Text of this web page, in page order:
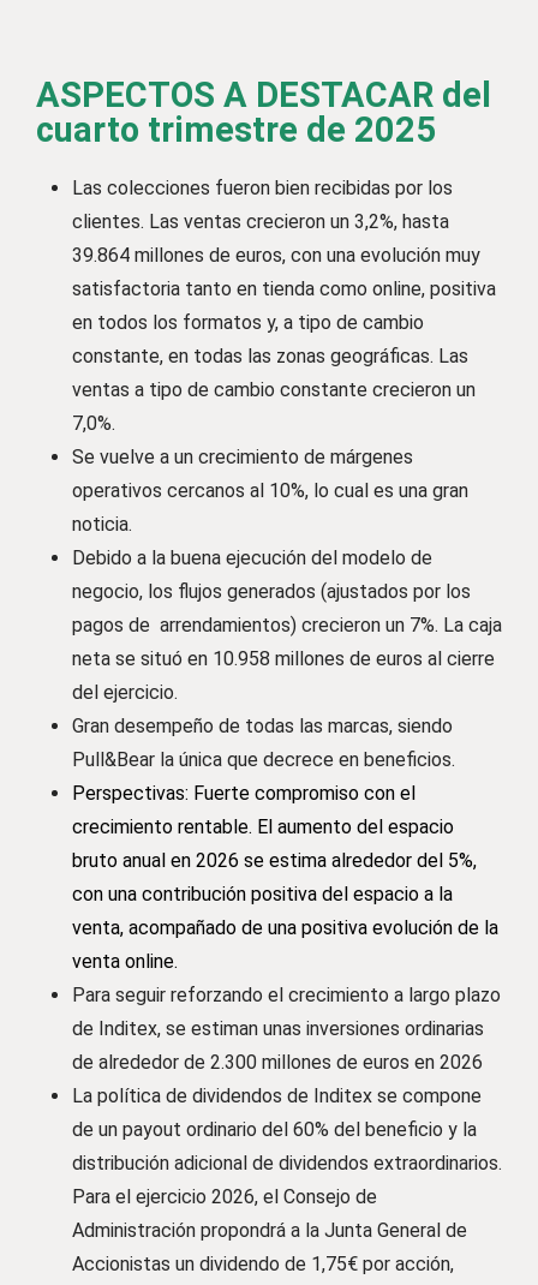
ASPECTOS A DESTACAR del
cuarto trimestre de 2025
Las colecciones fueron bien recibidas por los
clientes. Las ventas crecieron un 3,2%, hasta
39.864 millones de euros, con una evolución muy
satisfactoria tanto en tienda como online, positiva
en todos los formatos y, a tipo de cambio
constante, en todas las zonas geográficas. Las
ventas a tipo de cambio constante crecieron un
7,0%.
Se vuelve a un crecimiento de márgenes
operativos cercanos al 10%, lo cual es una gran
noticia.
Debido a la buena ejecución del modelo de
negocio, los flujos generados (ajustados por los
pagos de arrendamientos) crecieron un 7%. La caja
neta se situó en 10.958 millones de euros al cierre
del ejercicio.
Gran desempeño de todas las marcas, siendo
Pull&Bear la única que decrece en beneficios.
Perspectivas: Fuerte compromiso con el
crecimiento rentable. El aumento del espacio
bruto anual en 2026 se estima alrededor del 5%,
con una contribución positiva del espacio a la
venta, acompañado de una positiva evolución de la
venta online.
Para seguir reforzando el crecimiento a largo plazo
de Inditex, se estiman unas inversiones ordinarias
de alrededor de 2.300 millones de euros en 2026
La política de dividendos de Inditex se compone
de un payout ordinario del 60% del beneficio y la
distribución adicional de dividendos extraordinarios.
Para el ejercicio 2026, el Consejo de
Administración propondrá a la Junta General de
Accionistas un dividendo de 1,75€ por acción,